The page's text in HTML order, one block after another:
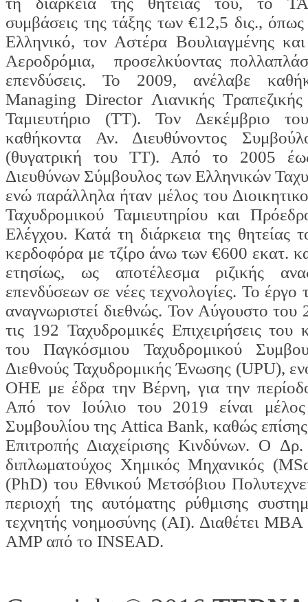
συμβάσεις της τάξης των €12,5 δις.,
Ελληνικό, τον Αστέρα Βουλιαγμένης
Αεροδρόμια, προσελκύοντας
επενδύσεις. To 2009, ανέλαβε
Managing Director Λιανικής
Ταμιευτήριο (ΤΤ). Τον Δεκέμβριο
καθήκοντα Αν. Διευθύνοντος
(θυγατρική του ΤΤ). Από το 2005
Διευθύνων Σύμβουλος των Ελληνικών
ενώ παράλληλα ήταν μέλος του
Ταχυδρομικού Ταμιευτηρίου και
Ελέγχου. Κατά τη διάρκεια της θητείας
κερδοφόρα με τζίρο άνω των €600 εκατ.
ετησίως, ως αποτέλεσμα ριζικής
επενδύσεων σε νέες τεχνολογίες. Το
αναγνωριστεί διεθνώς. Τον Αύγουστο
τις 192 Ταχυδρομικές Επιχειρήσεις
του Παγκόσμιου Ταχυδρομικού
Διεθνούς Ταχυδρομικής Ένωσης (UPU),
ΟΗΕ με έδρα την Βέρνη, για την
Από τον Ιούλιο του 2019 είναι μέλος
Συμβουλίου της Attica Bank, καθώς
Επιτροπής Διαχείρισης Κινδύνων. Ο Δρ.
διπλωματούχος Χημικός Μηχανικός
(PhD) του Εθνικού Μετσόβιου
περιοχή της αυτόματης ρύθμισης
τεχνητής νοημοσύνης (ΑΙ). Διαθέτει MBA
AMP από το INSEAD.